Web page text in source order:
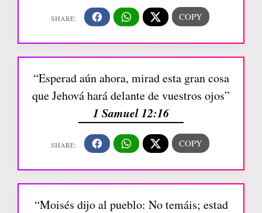
“Esperad aún ahora, mirad esta gran cosa
que Jehová hará delante de vuestros ojos”
1 Samuel 12:16
“Moisés dijo al pueblo: No temáis; estad